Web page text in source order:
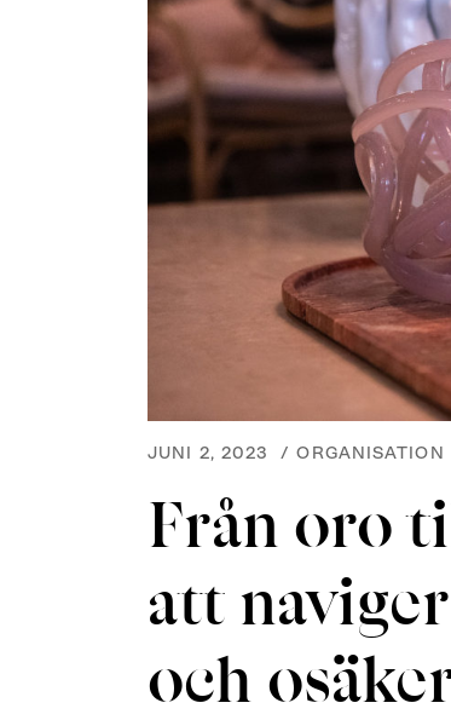
JUNI 2, 2023 / ORGANISATION
Från oro
att
och